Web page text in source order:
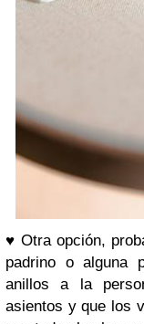
♥ Otra opción,
padrino o alguna
anillos a la
asientos y que los